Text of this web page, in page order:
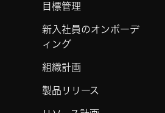
目標管理
新入社員のオンボーデ
ィング
組織計画
製品リリース